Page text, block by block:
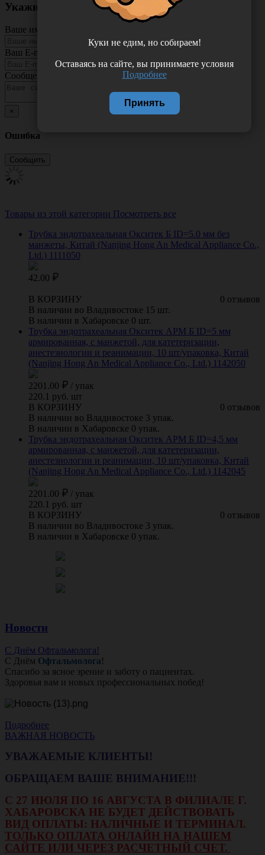
Укажите неточность в описании товара
Ваше имя
Ваш E-mail
Сообщение
×
Ошибка
Товары из этой категории Посмотреть все
Трубка эндотрахеальная Окситек Б ID=5.0 мм без
манжеты, Китай (Nanjing Hong An Medical Appliance Co.,
Ltd.) 1111050
42.00
0 отзывов
В КОРЗИНУ
В наличии во Владивостоке 15 шт.
В наличии в Хабаровске 0 шт.
Трубка эндотрахеальная Окситек АРМ Б ID=5 мм
армированная, с манжетой, для катетеризации,
анестезиологии и реанимации, 10 шт/упаковка, Китай
(Nanjing Hong An Medical Appliance Co., Ltd.) 1142050
2201.00 / упак
220.1 руб. шт
0 отзывов
В КОРЗИНУ
В наличии во Владивостоке 3 упак.
В наличии в Хабаровске 0 упак.
Трубка эндотрахеальная Окситек АРМ Б ID=4,5 мм
армированная, с манжетой, для катетеризации,
анестезиологии и реанимации, 10 шт/упаковка, Китай
(Nanjing Hong An Medical Appliance Co., Ltd.) 1142045
2201.00 / упак
220.1 руб. шт
0 отзывов
В КОРЗИНУ
В наличии во Владивостоке 3 упак.
В наличии в Хабаровске 0 упак.
Новости
С Днём Офтальмолога!
С Днём Офтальмолога!
Спасибо за ясное зрение и заботу о пациентах.
Здоровья вам и новых профессиональных побед!
Подробнее
ВАЖНАЯ НОВОСТЬ
УВАЖАЕМЫЕ КЛИЕНТЫ!
ОБРАЩАЕМ ВАШЕ ВНИМАНИЕ!!!
С 27 ИЮЛЯ ПО 16 АВГУСТА В ФИЛИАЛЕ Г.
ХАБАРОВСКА НЕ БУДЕТ ДЕЙСТВОВАТЬ
ВИД ОПЛАТЫ: НАЛИЧНЫЕ И ТЕРМИНАЛ.
ТОЛЬКО ОПЛАТА ОНЛАЙН НА НАШЕМ
САЙТЕ ИЛИ ЧЕРЕЗ РАСЧЕТНЫЙ СЧЕТ.
Куки не едим, но собираем!
Оставаясь на сайте, вы принимаете условия
Подробнее
Принять